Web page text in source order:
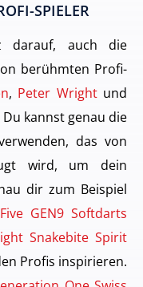
SPIELER
darauf, auch die
berühmten Profi-
, Peter Wrightund
kannst genau die
das von
wird, um dein
dir zum Beispiel
GEN9 Softdarts
Snakebite Spirit
Profis inspirieren.